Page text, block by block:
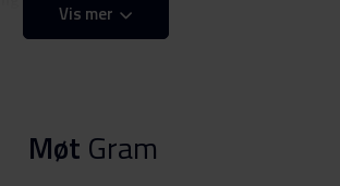
Sikkerhetsinformasjon og
advarsler (NO)
Vis mer
Møt Gram